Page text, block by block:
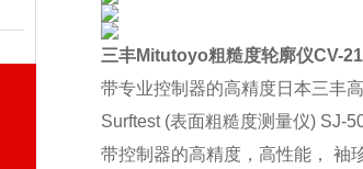
三丰Mitutoyo粗糙度轮廓仪CV-
带专业控制器的高精度日本三丰
Surftest (表面粗糙度测量仪) SJ-
带控制器的高精度，高性能， 袖